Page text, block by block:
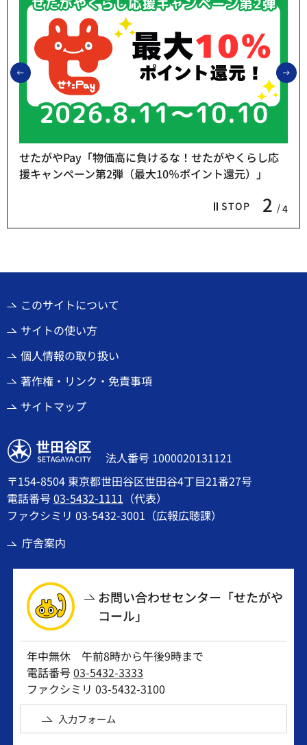
前のスライドを表示
STOP 2 4
せたがやPay「物価高に負けるな！せたがやくらし応
援キャンペーン第2弾（最大10％ポイント還元）」
このサイトについて
サイトの使い方
個人情報の取り扱い
著作権・リンク・免責事項
サイトマップ
世田谷区
法人番号 1000020131121
〒154-8504 東京都世田谷区世田谷4丁目21番27号
電話番号03-5432-1111 （代表）
ファクシミリ 03-5432-3001（広報広聴課）
庁舎案内
お問い合わせセンター「せたがや
コール」
年中無休 午前8時から午後9時まで
電話番号03-5432-3333
ファクシミリ 03-5432-3100
入力フォーム